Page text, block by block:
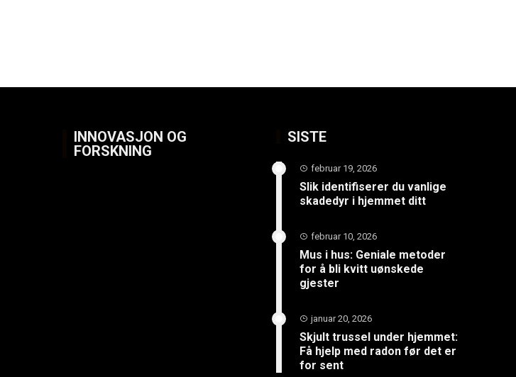
INNOVASJON OG
FORSKNING
SISTE
februar 19, 2026
Slik identifiserer du vanlige
skadedyr i hjemmet ditt
februar 10, 2026
Mus i hus: Geniale metoder
for å bli kvitt uønskede
gjester
januar 20, 2026
Skjult trussel under hjemmet:
Få hjelp med radon før det er
for sent